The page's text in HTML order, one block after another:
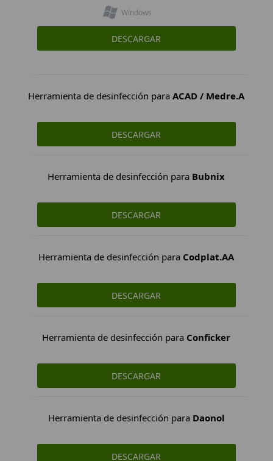
Windows
DESCARGAR
Herramienta de desinfección paraACAD / Medre.A
DESCARGAR
Herramienta de desinfección para Bubnix
DESCARGAR
Herramienta de desinfección para Codplat.AA
DESCARGAR
Herramienta de desinfección para Conficker
DESCARGAR
Herramienta de desinfección para Daonol
DESCARGAR